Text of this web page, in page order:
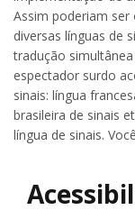
Assim poderiam
diversas línguas de
tradução
espectador surdo
sinais: língua
brasileira de sinais
língua de sinais.